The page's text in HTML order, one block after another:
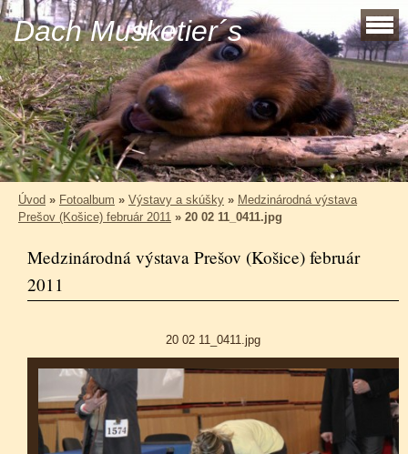
Dach Musketier´s
Úvod » Fotoalbum » Výstavy a skúšky » Medzinárodná výstava
Prešov (Košice) február 2011 » 20 02 11_0411.jpg
Medzinárodná výstava Prešov (Košice) február
2011
20 02 11_0411.jpg